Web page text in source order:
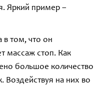
Яркий пример –
в том, что он
массаж стоп. Как
большое количество
Воздействуя на них во